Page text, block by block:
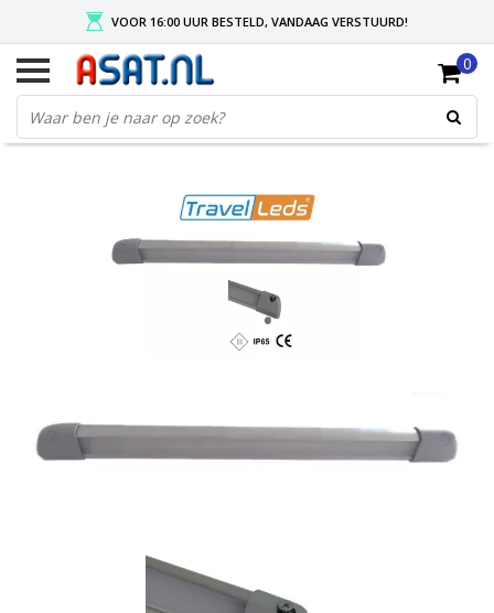
VOOR 16:00 UUR BESTELD, VANDAAG VERSTUURD!
GRATIS VERZENDING NA MIN. ORDER VAN € 50,-
KIES EENVOUDIG UW AFHAALLOCATIE
0